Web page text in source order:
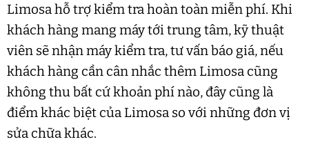
Limosa hỗ trợ kiểm tra hoàn toàn miễn phí. Khi
khách hàng mang máy tới trung tâm, kỹ thuật
viên sẽ nhận máy kiểm tra, tư vấn báo giá, nếu
khách hàng cần cân nhắc thêm Limosa cũng
không thu bất cứ khoản phí nào, đây cũng là
điểm khác biệt của Limosa so với những đơn vị
sửa chữa khác.